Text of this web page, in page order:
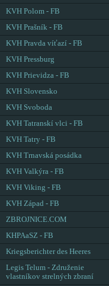
KVH Polom - FB
KVH Prašník - FB
KVH Pravda víťazí - FB
KVH Pressburg
KVH Prievidza - FB
KVH Slovensko
KVH Svoboda
KVH Tatranskí vlci - FB
KVH Tatry - FB
KVH Trnavská posádka
KVH Valkýra - FB
KVH Viking - FB
KVH Západ - FB
ZBROJNICE.COM
KHPAaSZ - FB
Kriegsberichter des Heeres
Legis Telum - Združenie
vlastníkov strelných zbraní